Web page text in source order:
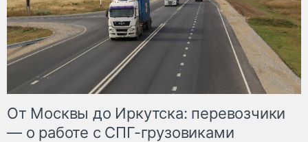
От Москвы до Иркутска: перевозчики
— о работе с СПГ-грузовиками